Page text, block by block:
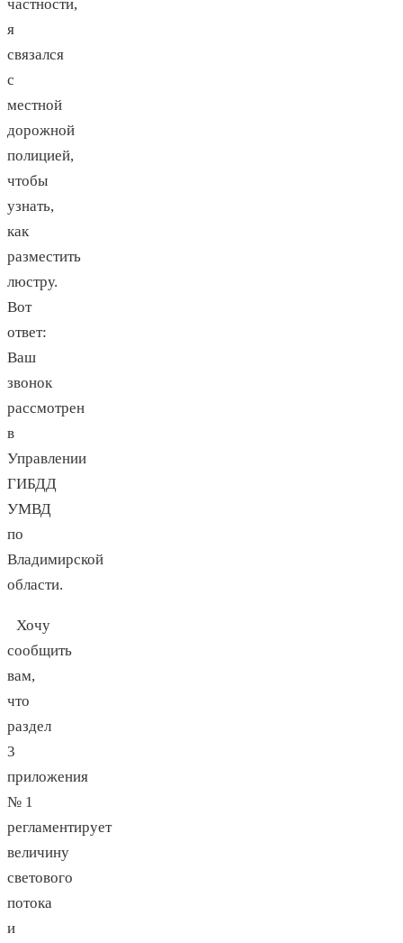
частности,
я
связался
с
местной
дорожной
полицией,
чтобы
узнать,
как
разместить
люстру.
Вот
ответ:
Ваш
звонок
рассмотрен
в
Управлении
ГИБДД
УМВД
по
Владимирской
области.
Хочу
сообщить
вам,
что
раздел
3
приложения
№ 1
регламентирует
величину
светового
потока
и